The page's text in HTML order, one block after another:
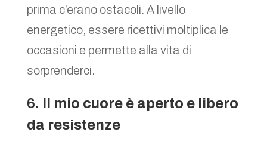
prima c’erano ostacoli. A livello
energetico, essere ricettivi moltiplica le
occasioni e permette alla vita di
sorprenderci.
6. Il mio cuore è aperto e libero
da resistenze